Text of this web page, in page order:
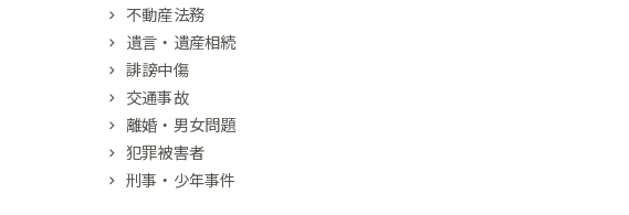
不動産法務
遺言・遺産相続
誹謗中傷
交通事故
離婚・男女問題
犯罪被害者
刑事・少年事件